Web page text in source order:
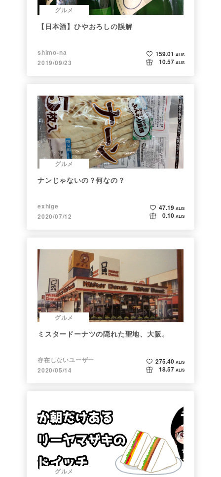
グルメ
【日本酒】ひやおろしの誤解
shimo-na
2019/09/23
159.01 ALIS
10.57 ALIS
グルメ
ナンじゃないの？何なの？
exhige
2020/07/12
47.19 ALIS
0.10 ALIS
グルメ
ミスタードーナツの隠れた聖地、大阪。
存在しないユーザー
2020/05/14
275.40 ALIS
18.57 ALIS
グルメ